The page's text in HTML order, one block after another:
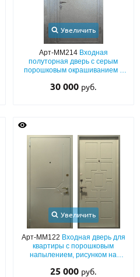
Увеличить
Арт-ММ214 Входная
полуторная дверь с серым
порошковым окрашиванием с
30 000 руб.
Увеличить
Арт-ММ122 Входная дверь для
квартиры с порошковым
напылением, рисунком на
МДФ
25 000 руб.